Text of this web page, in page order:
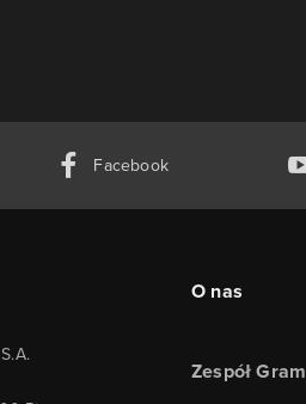
Facebook
O nas
Zespół Gram